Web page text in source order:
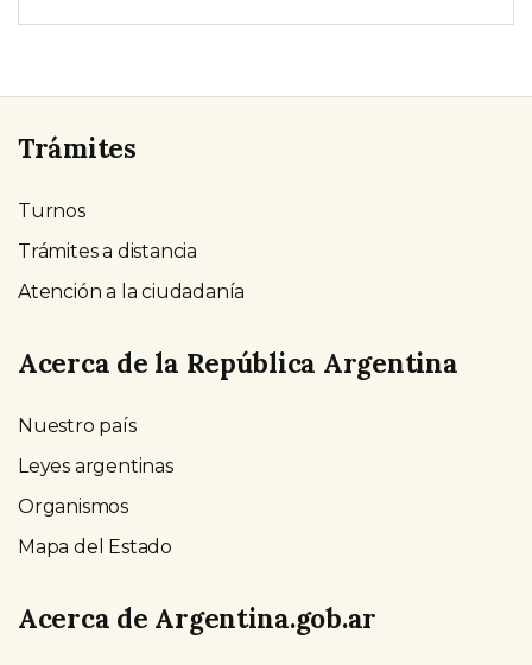
Trámites
Turnos
Trámites a distancia
Atención a la ciudadanía
Acerca de la República Argentina
Nuestro país
Leyes argentinas
Organismos
Mapa del Estado
Acerca de Argentina.gob.ar